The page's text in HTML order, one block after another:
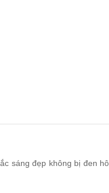
sáng đẹp không bị đen